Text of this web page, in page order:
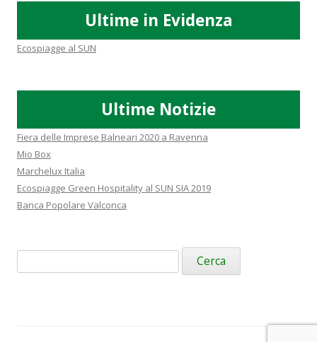
Ultime in Evidenza
Ecospiagge al SUN
Ultime Notizie
Fiera delle Imprese Balneari 2020 a Ravenna
Mio Box
Marchelux Italia
Ecospiagge Green Hospitality al SUN SIA 2019
Banca Popolare Valconca
Ricerca
per: